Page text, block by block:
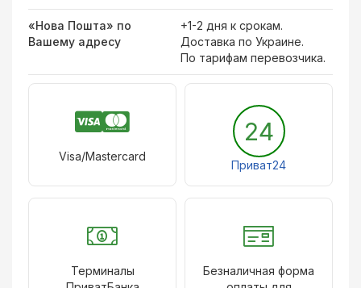
«Нова Пошта» по
Вашему адресу
+1-2 дня к срокам.
Доставка по Украине.
По тарифам перевозчика.
Visa/Mastercard
24
Приват24
Терминалы
Безналичная форма